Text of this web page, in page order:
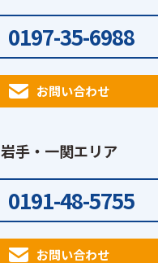
0197-35-6988
お問い合わせ
岩手・一関エリア
0191-48-5755
お問い合わせ